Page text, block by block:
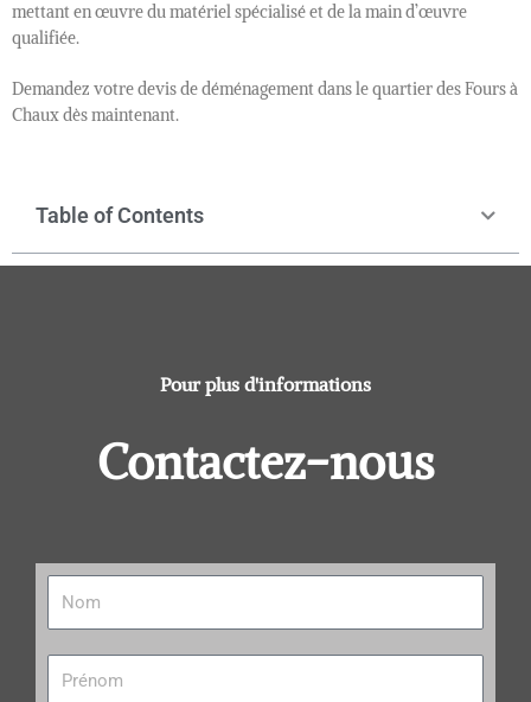
mettant en œuvre du matériel spécialisé et de la main d’œuvre
qualifiée.
Demandez votre devis de déménagement dans le quartier des Fours à
Chaux dès maintenant.
Table of Contents
Pour plus d'informations
Contactez-nous